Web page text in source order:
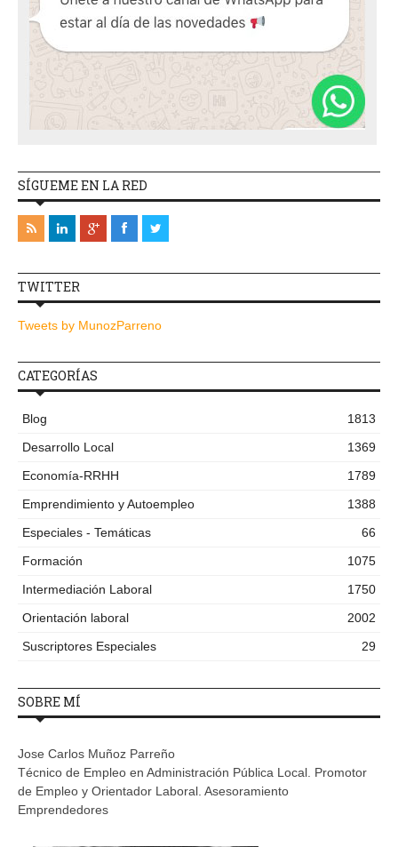
SÍGUEME EN LA RED
TWITTER
Tweets by MunozParreno
CATEGORÍAS
Blog
1813
Desarrollo Local
1369
Economía-RRHH
1789
Emprendimiento y Autoempleo
1388
Especiales - Temáticas
66
Formación
1075
Intermediación Laboral
1750
Orientación laboral
2002
Suscriptores Especiales
29
SOBRE MÍ
Jose Carlos Muñoz Parreño
Técnico de Empleo en Administración Pública Local. Promotor
de Empleo y Orientador Laboral. Asesoramiento
Emprendedores